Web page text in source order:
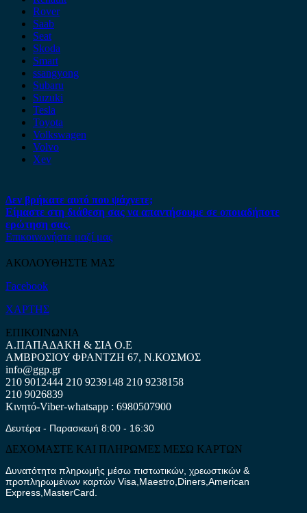
Rover
Saab
Seat
Skoda
Smart
ssangyong
Subaru
Suzuki
Tesla
Toyota
Volkswagen
Volvo
Xev
Δεν βρήκατε αυτό που ψάχνετε;
Είμαστε στη διάθεση σας να απαντήσουμε σε οποιαδήποτε
ερώτηση σας.
Επικοινωνήστε μαζί μας
ΑΚΟΛΟΥΘΗΣΤΕ ΜΑΣ
Facebook
ΧΑΡΤΗΣ
ΕΠΙΚΟΙΝΩΝΙΑ
Α.ΠΑΠΑΔΑΚΗ & ΣΙΑ Ο.Ε
ΑΜΒΡΟΣΙΟΥ ΦΡΑΝΤΖΗ 67, Ν.ΚΟΣΜΟΣ
info@ggp.gr
210 9012444 210 9239148 210 9238158
210 9026839
Κινητό-Viber-whatsapp : 6980507900
Δευτέρα - Παρασκευή 8:00 - 16:30
ΔΕΧΟΜΑΣΤΕ ΚΑΙ ΠΛΗΡΩΜΕΣ ΜΕΣΩ ΚΑΡΤΩΝ
Δυνατότητα πληρωμής μέσω πιστωτικών, χρεωστικών &
προπληρωμένων καρτών Visa,Maestro,Diners,American
Express,MasterCard.